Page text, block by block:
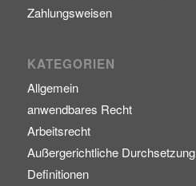
Zahlungsweisen
KATEGORIEN
Allgemein
anwendbares Recht
Arbeitsrecht
Außergerichtliche Durchsetzung
Definitionen